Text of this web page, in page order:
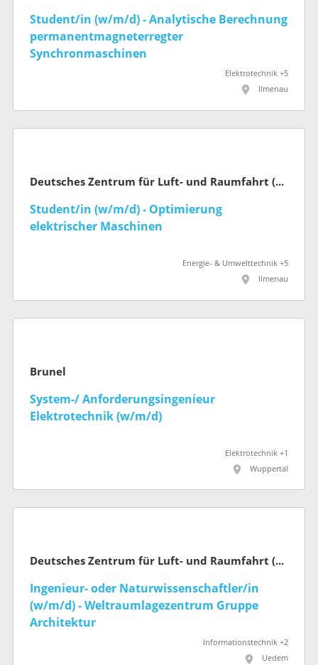
Student/in (w/m/d) - Analytische Berechnung
permanentmagneterregter
Synchronmaschinen
Elektrotechnik +5
Ilmenau
Deutsches Zentrum für Luft- und Raumfahrt (DLR)
Student/in (w/m/d) - Optimierung
elektrischer Maschinen
Energie- & Umwelttechnik +5
Ilmenau
Brunel
System-/ Anforderungsingenieur
Elektrotechnik (w/m/d)
Elektrotechnik +1
Wuppertal
Deutsches Zentrum für Luft- und Raumfahrt (DLR)
Ingenieur- oder Naturwissenschaftler/in
(w/m/d) - Weltraumlagezentrum Gruppe
Architektur
Informationstechnik +2
Uedem